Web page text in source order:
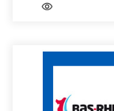
add_shopping_cartvisibility